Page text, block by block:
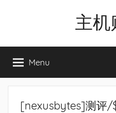
主机
工|BandwagonHost
VPS|Vps|
主
Menu
[nexusbytes]测评